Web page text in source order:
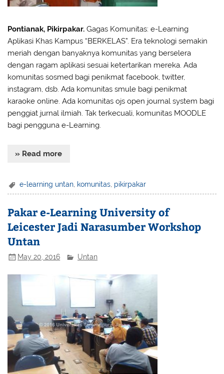
Pontianak, Pikirpakar. Gagas Komunitas: e-Learning
Aplikasi Khas Kampus “BERKELAS”. Era teknologi semakin
meriah dengan banyaknya komunitas yang berselera
dengan ragam aplikasi sesuai ketertarikan mereka. Ada
komunitas sosmed bagi penikmat facebook, twitter,
instagram, dsb. Ada komunitas smule bagi penikmat
karaoke online. Ada komunitas ojs open journal system bagi
penggiat jurnal ilmiah. Tak terkecuali, komunitas MOODLE
bagi pengguna e-Learning.
» Read more
e-learning untan komunitas pikirpakar
Pakar e-Learning University of
Leicester Jadi Narasumber Workshop
Untan
May 20, 2016 Untan